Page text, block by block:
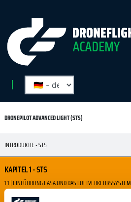
DRONEPILOT ADVANCED LIGHT (STS)
INTRODUKTIE - STS
KAPITEL 1 - STS
1.1 | EINFÜHRUNG EASA UND DAS LUFTVERKEHRSSYSTEM
1.2 | AMC & GM